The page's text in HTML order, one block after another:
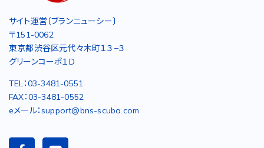
サイト運営〔ブランニューシー〕
〒151-0062
東京都渋谷区元代々木町１３−３
グリーンコーポ１D
TEL：03-3481-0551
FAX：03-3481-0552
eメール：support@bns-scuba.com